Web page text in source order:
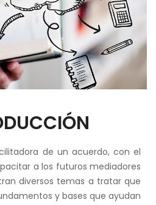
de un acuerdo, con el
a los futuros mediadores
diversos temas a tratar que
y bases que ayudan